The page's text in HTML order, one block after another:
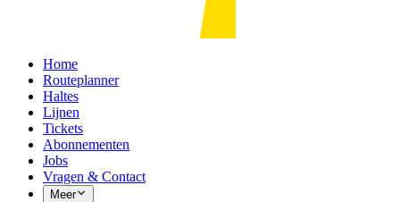
Home
Routeplanner
Haltes
Lijnen
Tickets
Abonnementen
Jobs
Vragen & Contact
Meer